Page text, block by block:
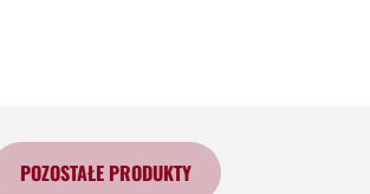
POZOSTAŁE PRODUKTY